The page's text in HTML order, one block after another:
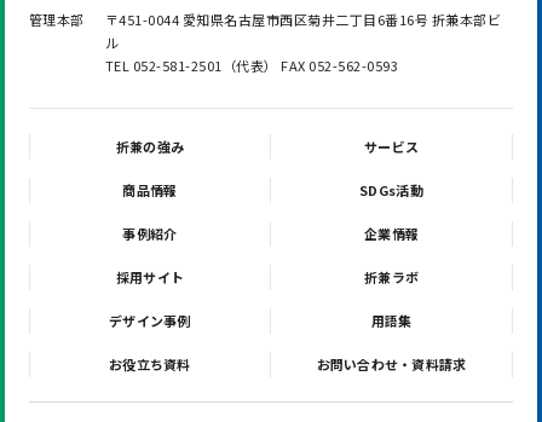
管理本部
〒451-0044 愛知県名古屋市西区菊井二丁目6番16号 折兼本部ビ
ル
TEL 052-581-2501（代表） FAX 052-562-0593
折兼の強み サービス
商品情報 SDGs活動
事例紹介 企業情報
採用サイト 折兼ラボ
デザイン事例 用語集
お役立ち資料 お問い合わせ・資料請求